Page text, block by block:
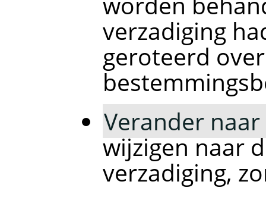
verzadiging
geroteerd
Verander
wijzigen naar
verzadiging,